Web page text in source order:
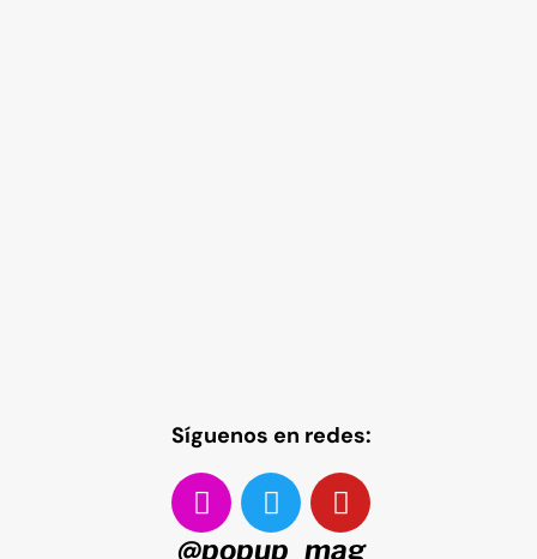
Síguenos en redes:
@popup_mag